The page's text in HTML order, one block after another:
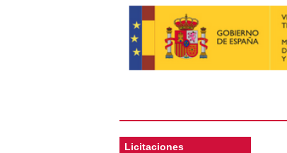
Licitaciones